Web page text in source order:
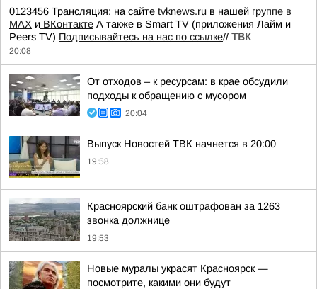
0123456 Трансляция: на сайте tvknews.ru в нашей группе в
МАХ и ВКонтакте А также в Smart TV (приложения Лайм и
Peers TV) Подписывайтесь на нас по ссылке// ТВК
20:08
От отходов – к ресурсам: в крае обсудили
подходы к обращению с мусором
20:04
Выпуск Новостей ТВК начнется в 20:00
19:58
Красноярский банк оштрафован за 1263
звонка должнице
19:53
Новые муралы украсят Красноярск —
посмотрите, какими они будут